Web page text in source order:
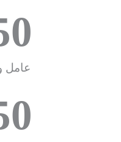
عامل